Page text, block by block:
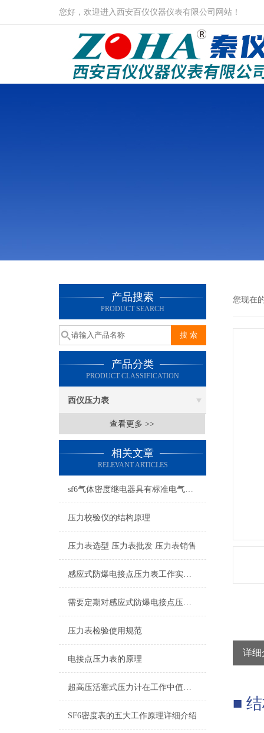
您好，欢迎进入西安百仪仪器仪表有限公司网站！
产品搜索
PRODUCT SEARCH
产品分类
PRODUCT CLASSIFICATION
西仪压力表
查看更多 >>
相关文章
RELEVANT ARTICLES
sf6气体密度继电器具有标准电气接口，易于与控制系统集成
压力校验仪的结构原理
压力表选型 压力表批发 压力表销售
感应式防爆电接点压力表工作实现的控制目的
需要定期对感应式防爆电接点压力表进行检修维护
压力表检验使用规范
电接点压力表的原理
超高压活塞式压力计在工作中值得注意的一些提示情况
SF6密度表的五大工作原理详细介绍
您现在
详细
■